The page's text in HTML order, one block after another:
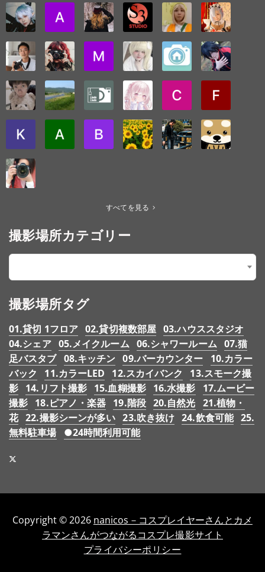
すべてを見る
撮影場所カテゴリー
×
撮影場所タグ
01.貸切 1フロア 02.貸切複数部屋 03.ハウススタジオ
04.シェア 05.メイクルーム 06.シャワールーム 07.猫
足バスタブ 08.キッチン 09.バーカウンター
10.カラー
バック
11.カラーLED 12.スカイバンク
13.スモーク撮
影 14.リフト撮影 15.血糊撮影 16.水撮影
17.ムービー
撮影 18.ピアノ・楽器 19.階段 20.自然光 21.植物・
花 22.撮影シーンが多い 23.吹き抜け 24.飲食可能 25.
無料駐車場
●24時間利用可能
Copyright © 2026 nanicos－コスプレイヤーさんとカメ
ラマンさんがつながるコスプレ撮影サイト
プライバシーポリシー